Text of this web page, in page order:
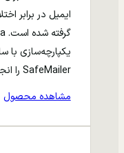
ایمیل در برابر
یکپارچه‌سازی با
SafeMailer را انجام می‌دهد.
مشاهده محصول